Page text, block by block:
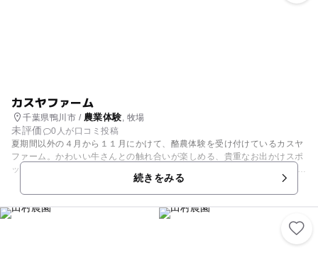
カスヤファーム
千葉県鴨川市 / 農業体験, 牧場
未評価
0人が口コミ投稿
夏期間以外の４月から１１月にかけて、酪農体験を受け付けているカスヤ
ファーム。かわいい牛さんとの触れ合いが楽しめる、貴重なお出かけスポ
ットです。 体験の内容は牛へのエサやり、乳搾り、牛舎のお掃除、哺乳な
どなど。実は千葉県は「日本酪農発祥の地」なんです。そんな歴史あるこ
の土地で、何気なく飲んでいる牛乳のありがたさや、命の大切さを学んで
みませんか？ また、周辺ではハイキングなど様々なレジャーを楽しむこと
ができます。
続きをみる